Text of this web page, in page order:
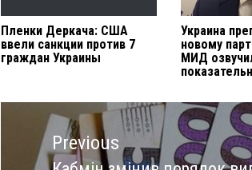
Пленки Деркача: США
ввели санкции против 7
граждан Украины
Украина
новому
МИД
Навигация
записямPrevious